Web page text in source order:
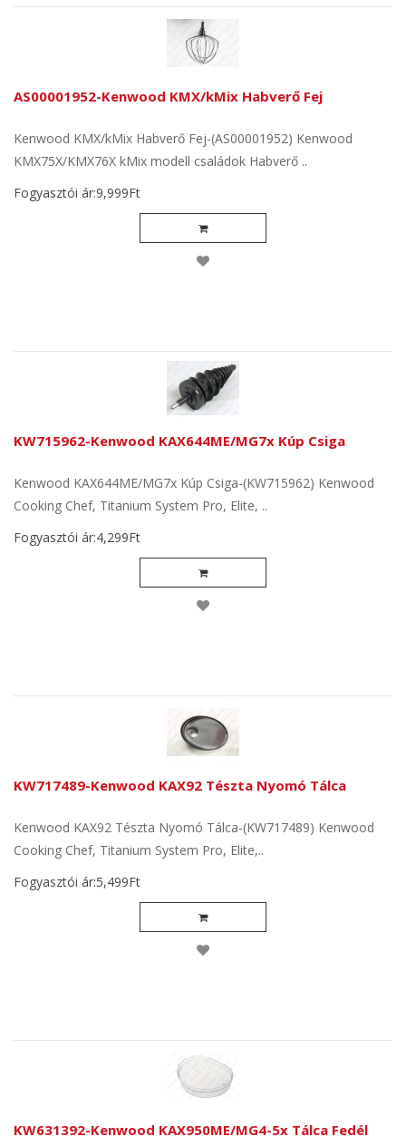
AS00001952-Kenwood KMX/kMix Habverő Fej
Kenwood KMX/kMix Habverő Fej-(AS00001952) Kenwood
KMX75X/KMX76X kMix modell családok Habverő ..
Fogyasztói ár:9,999Ft
KW715962-Kenwood KAX644ME/MG7x Kúp Csiga
Kenwood KAX644ME/MG7x Kúp Csiga-(KW715962) Kenwood
Cooking Chef, Titanium System Pro, Elite, ..
Fogyasztói ár:4,299Ft
KW717489-Kenwood KAX92 Tészta Nyomó Tálca
Kenwood KAX92 Tészta Nyomó Tálca-(KW717489) Kenwood
Cooking Chef, Titanium System Pro, Elite,..
Fogyasztói ár:5,499Ft
KW631392-Kenwood KAX950ME/MG4-5x Tálca Fedél